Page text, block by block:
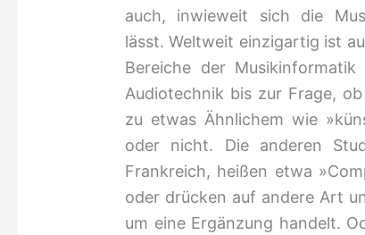
auch, inwieweit sich die
lässt. Weltweit einzigartig ist
Bereiche der Musikinformatik
Audiotechnik bis zur Frage,
zu etwas Ähnlichem wie
oder nicht. Die anderen
Frankreich, heißen etwa
oder drücken auf andere Art
um eine Ergänzung handelt.